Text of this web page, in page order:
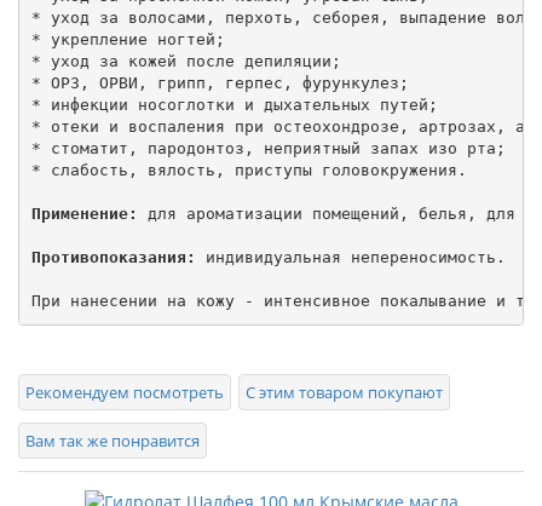
* уход за волосами, перхоть, себорея, выпадение
* укрепление ногтей;
* уход за кожей после депиляции;
* ОРЗ, ОРВИ, грипп, герпес, фурункулез;
* инфекции носоглотки и дыхательных путей;
* отеки и воспаления при остеохондрозе, артрозах,
* стоматит, пародонтоз, неприятный запах изо рта;
* слабость, вялость, приступы головокружения.
Применение: для ароматизации помещений, белья, для
Противопоказания: индивидуальная непереносимость.
При нанесении на кожу - интенсивное покалывание и
Рекомендуем посмотреть С этим товаром покупают
Вам так же понравится